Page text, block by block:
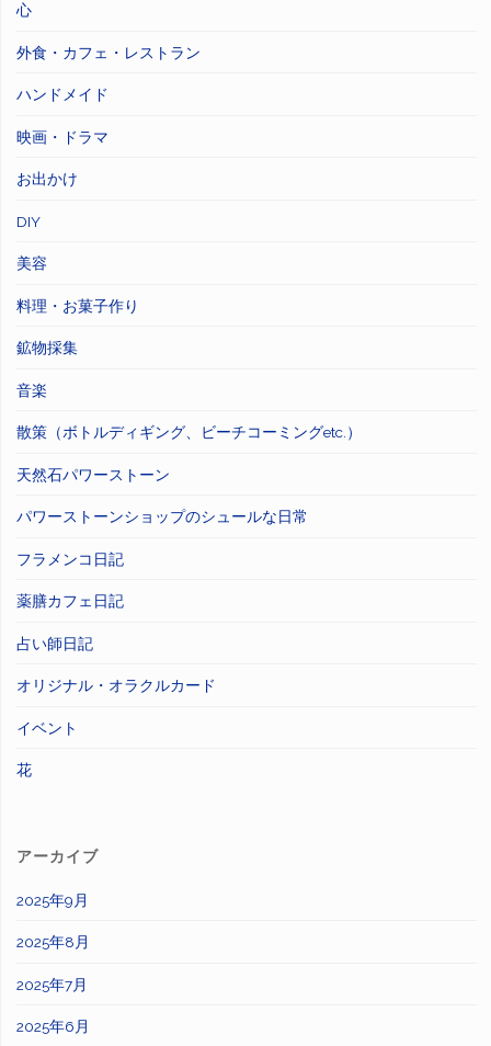
心
外食・カフェ・レストラン
ハンドメイド
映画・ドラマ
お出かけ
DIY
美容
料理・お菓子作り
鉱物採集
音楽
散策（ボトルディギング、ビーチコーミングetc.）
天然石パワーストーン
パワーストーンショップのシュールな日常
フラメンコ日記
薬膳カフェ日記
占い師日記
オリジナル・オラクルカード
イベント
花
アーカイブ
2025年9月
2025年8月
2025年7月
2025年6月